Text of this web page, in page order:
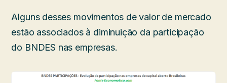
Alguns desses movimentos de valor de mercado
estão associados à diminuição da participação
do BNDES nas empresas.